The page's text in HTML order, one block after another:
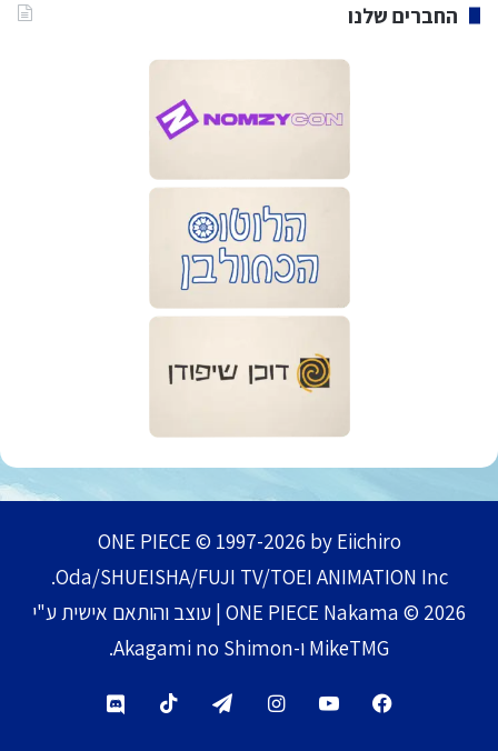
החברים שלנו
ONE PIECE © 1997-2026 by Eiichiro
Oda/SHUEISHA/FUJI TV/TOEI ANIMATION Inc.
ONE PIECE Nakama © 2026 | עוצב והותאם אישית ע"י
MikeTMG ו-Akagami no Shimon.
Facebook
YouTube
Instagram
Telegram
TikTok
Discord